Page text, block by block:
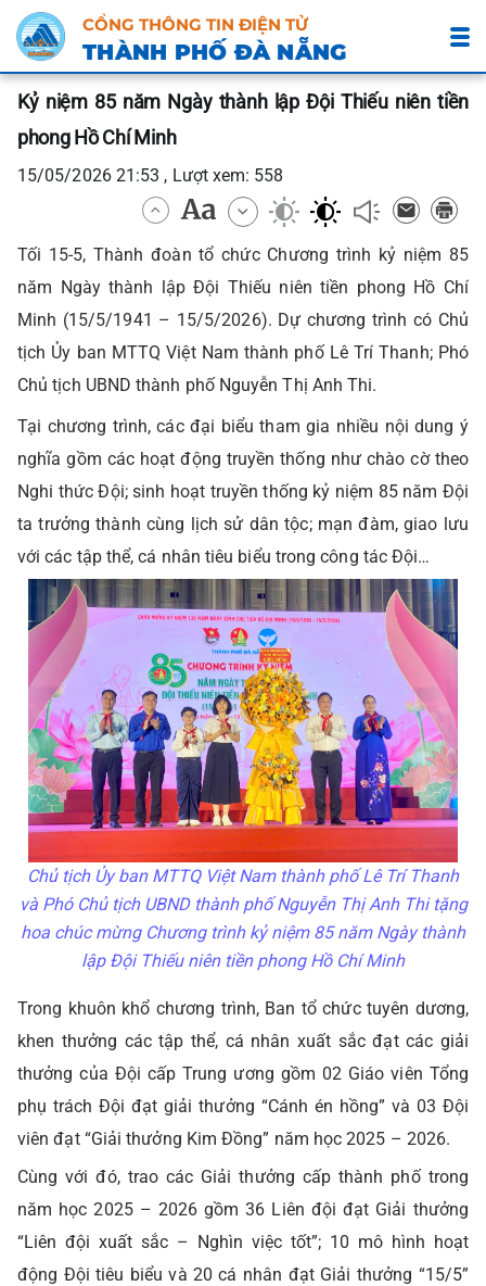
CỔNG THÔNG TIN ĐIỆN TỬ
THÀNH PHỐ ĐÀ NẴNG
Kỷ niệm 85 năm Ngày thành lập Đội Thiếu niên tiền
phong Hồ Chí Minh
15/05/2026 21:53 , Lượt xem: 558
Tối 15-5, Thành đoàn tổ chức Chương trình kỷ niệm 85
năm Ngày thành lập Đội Thiếu niên tiền phong Hồ Chí
Minh (15/5/1941 – 15/5/2026). Dự chương trình có Chủ
tịch Ủy ban MTTQ Việt Nam thành phố Lê Trí Thanh; Phó
Chủ tịch UBND thành phố Nguyễn Thị Anh Thi.
Tại chương trình, các đại biểu tham gia nhiều nội dung ý
nghĩa gồm các hoạt động truyền thống như chào cờ theo
Nghi thức Đội; sinh hoạt truyền thống kỷ niệm 85 năm Đội
ta trưởng thành cùng lịch sử dân tộc; mạn đàm, giao lưu
với các tập thể, cá nhân tiêu biểu trong công tác Đội…
Chủ tịch Ủy ban MTTQ Việt Nam thành phố Lê Trí Thanh
và Phó Chủ tịch UBND thành phố Nguyễn Thị Anh Thi tặng
hoa chúc mừng Chương trình kỷ niệm 85 năm Ngày thành
lập Đội Thiếu niên tiền phong Hồ Chí Minh
Trong khuôn khổ chương trình, Ban tổ chức tuyên dương,
khen thưởng các tập thể, cá nhân xuất sắc đạt các giải
thưởng của Đội cấp Trung ương gồm 02 Giáo viên Tổng
phụ trách Đội đạt giải thưởng “Cánh én hồng” và 03 Đội
viên đạt “Giải thưởng Kim Đồng” năm học 2025 – 2026.
Cùng với đó, trao các Giải thưởng cấp thành phố trong
năm học 2025 – 2026 gồm 36 Liên đội đạt Giải thưởng
“Liên đội xuất sắc – Nghìn việc tốt”; 10 mô hình hoạt
động Đội tiêu biểu và 20 cá nhân đạt Giải thưởng “15/5”